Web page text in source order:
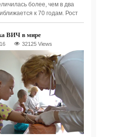
более, чем в два
к 70 годам. Рост
ВИЧ в мире
32125 Views